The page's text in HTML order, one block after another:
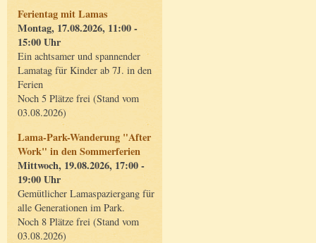
Ferientag mit Lamas
Montag, 17.08.2026, 11:00 -
15:00 Uhr
Ein achtsamer und spannender
Lamatag für Kinder ab 7J. in den
Ferien
Noch 5 Plätze frei (Stand vom
03.08.2026)
Lama-Park-Wanderung "After
Work" in den Sommerferien
Mittwoch, 19.08.2026, 17:00 -
19:00 Uhr
Gemütlicher Lamaspaziergang für
alle Generationen im Park.
Noch 8 Plätze frei (Stand vom
03.08.2026)